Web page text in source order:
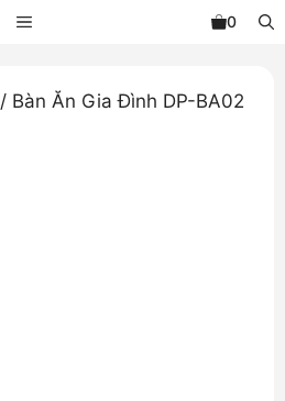
MENU 0
/ Bàn Ăn Gia Đình DP-BA02